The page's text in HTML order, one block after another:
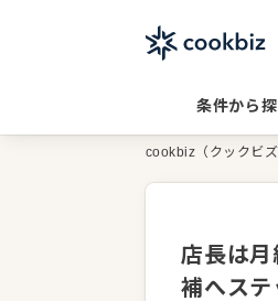
条件から
cookbiz（クックビ
店長は
補へス